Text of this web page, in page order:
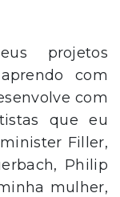
projetos
com
com
que eu
Filler,
Philip
mulher,